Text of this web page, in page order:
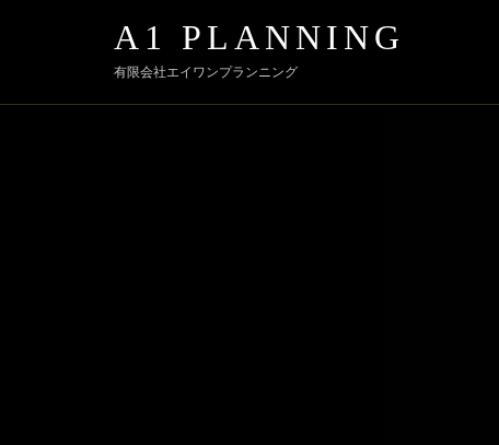
A1 PLANNING
有限会社エイワンプランニング